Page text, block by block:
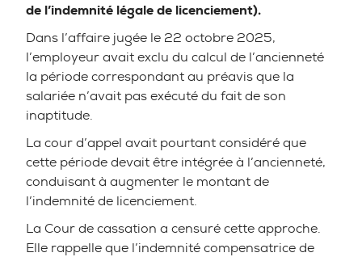
de l’indemnité légale de licenciement).
Dans l’affaire jugée le 22 octobre 2025,
l’employeur avait exclu du calcul de l’ancienneté
la période correspondant au préavis que la
salariée n’avait pas exécuté du fait de son
inaptitude.
La cour d’appel avait pourtant considéré que
cette période devait être intégrée à l’ancienneté,
conduisant à augmenter le montant de
l’indemnité de licenciement.
La Cour de cassation a censuré cette approche.
Elle rappelle que l’indemnité compensatrice de